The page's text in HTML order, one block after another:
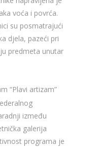
voća i povrća.
su posmatrajući
djela, pazeći pri
predmeta unutar
“Plavi artizam”
između
galerija
programa je